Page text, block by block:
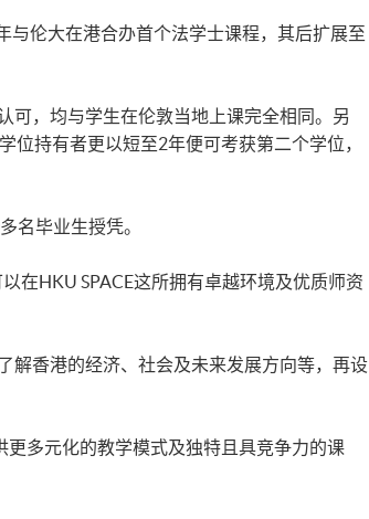
伦大在港合办首个法学士课程，其后扩展至
可，均与学生在伦敦当地上课完全相同。另
持有者更以短至2年便可考获第二个学位，
名毕业生授凭。
在HKU SPACE这所拥有卓越环境及优质师资
解香港的经济、社会及未来发展方向等，再设
多元化的教学模式及独特且具竞争力的课